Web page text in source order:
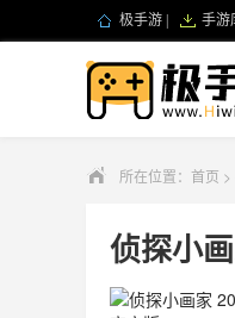
极手游 手游
所在位置： 首页 >
侦探小